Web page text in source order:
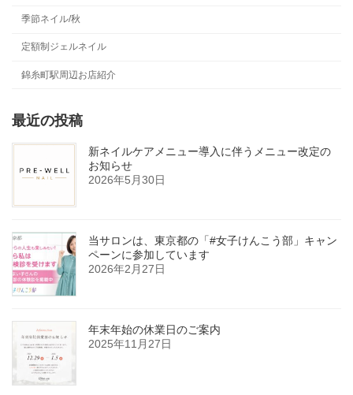
季節ネイル/秋
定額制ジェルネイル
錦糸町駅周辺お店紹介
最近の投稿
新ネイルケアメニュー導入に伴うメニュー改定の
お知らせ
2026年5月30日
当サロンは、東京都の「#女子けんこう部」キャン
ペーンに参加しています
2026年2月27日
年末年始の休業日のご案内
2025年11月27日